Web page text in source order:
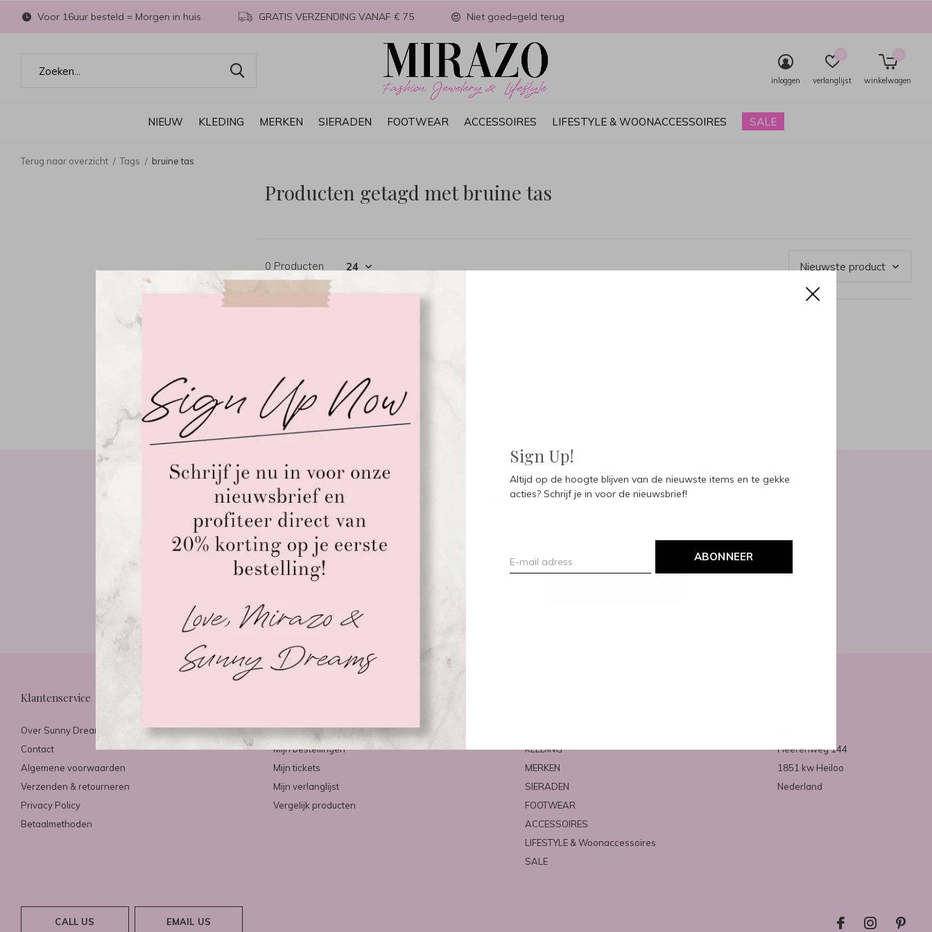
Sign Up!
Altijd op de hoogte blijven van de nieuwste items en te gekke
acties? Schrijf je in voor de nieuwsbrief!
ABONNEER
NIEUW KLEDING MERKEN SIERADEN FOOTWEAR ACCESSOIRES LIFESTYLE & WOONACCESSOIRES SALE
inloggen verlanglijst
0
winkelwagen
0
Voor 16uur besteld = Morgen in huis GRATIS VERZENDING VANAF € 75 Niet goed=geld terug
Terug naar overzicht Tags bruine tas
Producten getagd met bruine tas
0 Producten
Meld je aan voor onze nieuwsbrief
Ontvang de nieuwste aanbiedingen en promoties
Klantenservice
Over Sunny Dreams & Mirazo
Contact
Algemene voorwaarden
Verzenden & retourneren
Privacy Policy
Betaalmethoden
Registreren
Mijn bestellingen
Mijn tickets
Mijn verlanglijst
Vergelijk producten
KLEDING
MERKEN
SIERADEN
FOOTWEAR
ACCESSOIRES
LIFESTYLE & Woonaccessoires
SALE
Heerenweg 144
1851 kw Heiloo
Nederland
CALL US EMAIL US